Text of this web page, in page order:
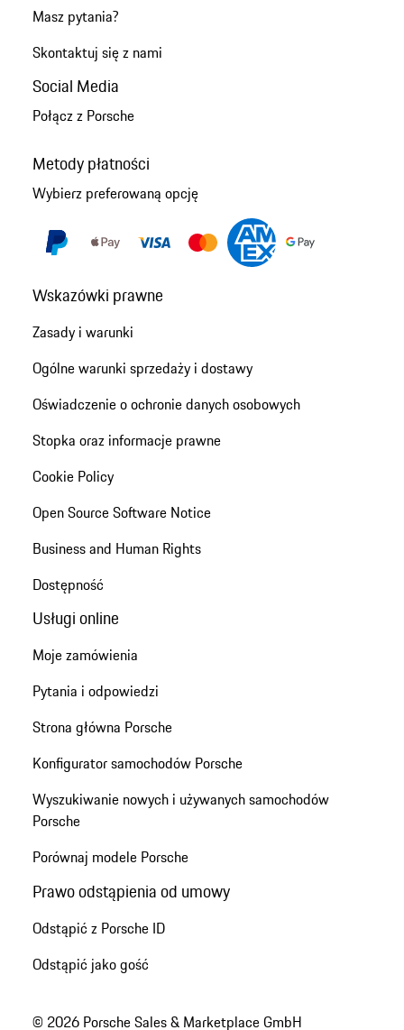
Masz pytania?
Skontaktuj się z nami
Social Media
Połącz z Porsche
Metody płatności
Wybierz preferowaną opcję
Wskazówki prawne
Zasady i warunki
Ogólne warunki sprzedaży i dostawy
Oświadczenie o ochronie danych osobowych
Stopka oraz informacje prawne
Cookie Policy
Open Source Software Notice
Business and Human Rights
Dostępność
Usługi online
Moje zamówienia
Pytania i odpowiedzi
Strona główna Porsche
Konfigurator samochodów Porsche
Wyszukiwanie nowych i używanych samochodów
Porsche
Porównaj modele Porsche
Prawo odstąpienia od umowy
Odstąpić z Porsche ID
Odstąpić jako gość
© 2026 Porsche Sales & Marketplace GmbH